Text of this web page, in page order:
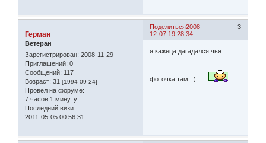
Поделиться 3
2008-
12-07 19:28:34
Герман
Ветеран
Зарегистрирован: 2008-11-29
Приглашений: 0
Сообщений: 117
Возраст: 31 [1994-09-24]
Провел на форуме:
7 часов 1 минуту
Последний визит:
2011-05-05 00:56:31
я кажеца дагадался чья
фоточка там ..)